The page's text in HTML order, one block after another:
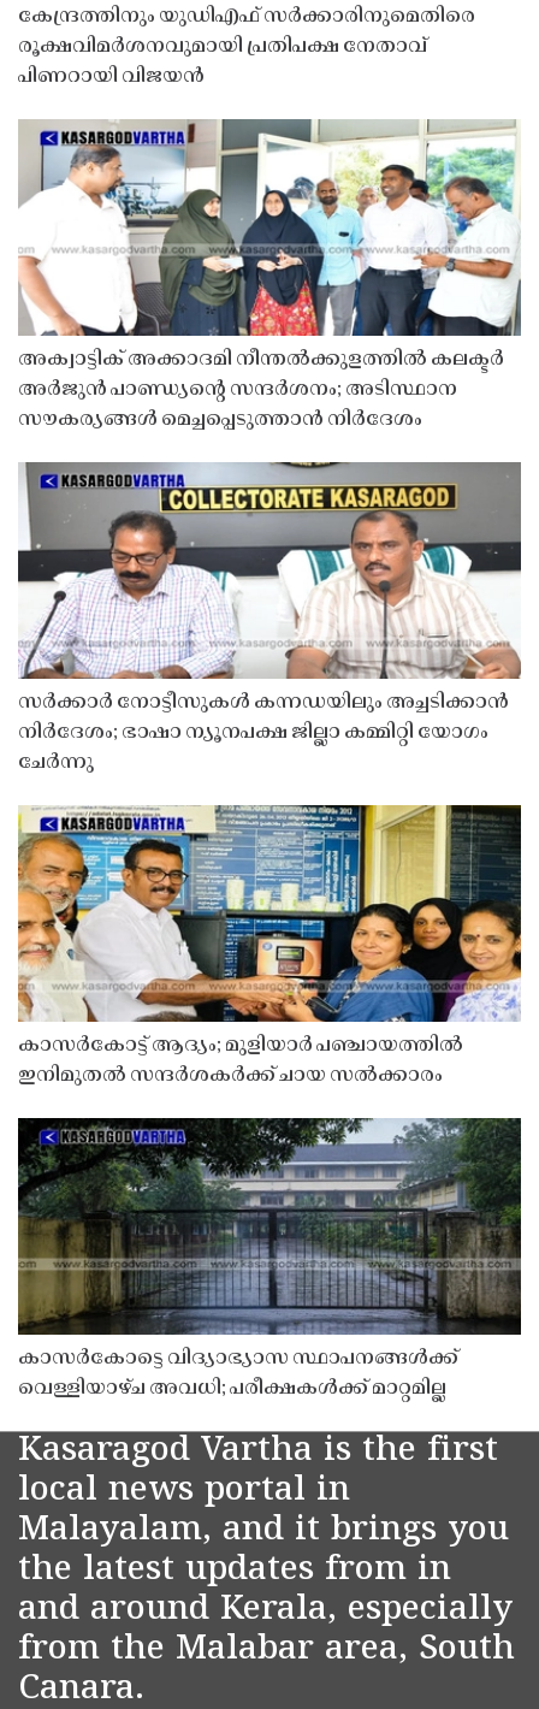
കേന്ദ്രത്തിനും യുഡിഎഫ് സർക്കാരിനുമെതിരെ
രൂക്ഷവിമർശനവുമായി പ്രതിപക്ഷ നേതാവ്
പിണറായി വിജയൻ
അക്വാട്ടിക് അക്കാദമി നീന്തൽക്കുളത്തിൽ കലക്ടർ
അർജുൻ പാണ്ഡ്യൻ്റെ സന്ദർശനം; അടിസ്ഥാന
സൗകര്യങ്ങൾ മെച്ചപ്പെടുത്താൻ നിർദേശം
സർക്കാർ നോട്ടീസുകൾ കന്നഡയിലും അച്ചടിക്കാൻ
നിർദേശം; ഭാഷാ ന്യൂനപക്ഷ ജില്ലാ കമ്മിറ്റി യോഗം
ചേർന്നു
കാസർകോട്ട് ആദ്യം; മുളിയാർ പഞ്ചായത്തിൽ
ഇനിമുതൽ സന്ദർശകർക്ക് ചായ സൽക്കാരം
കാസർകോട്ടെ വിദ്യാഭ്യാസ സ്ഥാപനങ്ങൾക്ക്
വെള്ളിയാഴ്ച അവധി; പരീക്ഷകൾക്ക് മാറ്റമില്ല
Kasaragod Vartha is the first
local news portal in
Malayalam, and it brings you
the latest updates from in
and around Kerala, especially
from the Malabar area, South
Canara.